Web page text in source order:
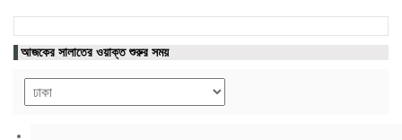
আজকের সালাতের ওয়াক্ত শুরুর সময়